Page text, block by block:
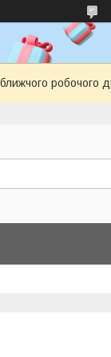
робочого